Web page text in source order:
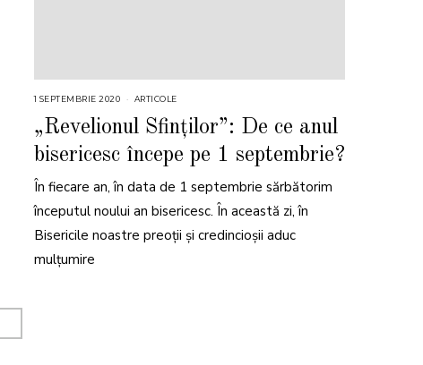
1 SEPTEMBRIE 2020
U
U
2
3
ARTICOLE
„Revelionul Sfinților”: De ce anul
bisericesc începe pe 1 septembrie?
În fiecare an, în data de 1 septembrie sărbătorim
începutul noului an bisericesc. În această zi, în
Bisericile noastre preoții și credincioșii aduc
mulțumire